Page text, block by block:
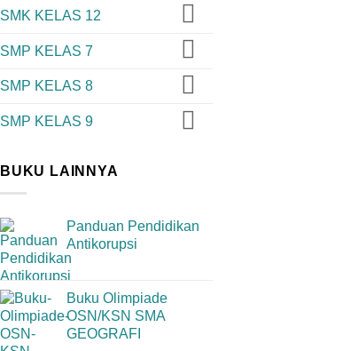
SMK KELAS 12
SMP KELAS 7
SMP KELAS 8
SMP KELAS 9
BUKU LAINNYA
Panduan Pendidikan
Antikorupsi
Buku Olimpiade
OSN/KSN SMA
GEOGRAFI